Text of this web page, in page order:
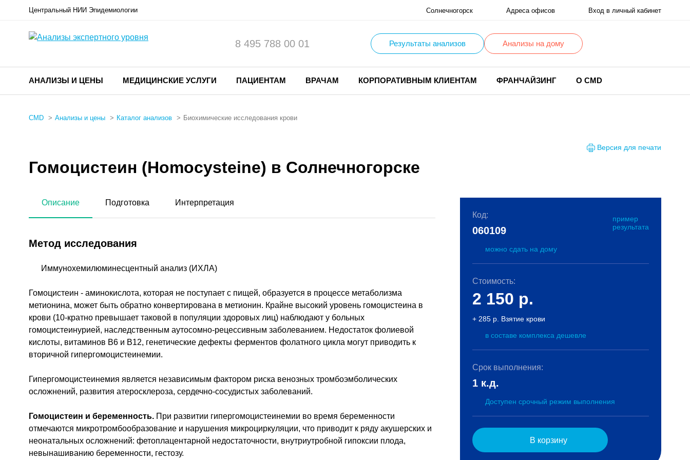
Центральный НИИ Эпидемиологии Солнечногорск Адреса офисов Вход в личный кабинет
8 495 788 00 01 Результаты анализов Анализы на дому
АНАЛИЗЫ И ЦЕНЫ МЕДИЦИНСКИЕ УСЛУГИ ПАЦИЕНТАМ ВРАЧАМ КОРПОРАТИВНЫМ КЛИЕНТАМ ФРАНЧАЙЗИНГ О CMD
CMD Анализы и цены Каталог анализов Биохимические исследования крови
Версия для печати
Гомоцистеин (Homocysteine) в Солнечногорске
Описание Подготовка Интерпретация
Метод исследования
Иммунохемилюминесцентный анализ (ИХЛА)
Гомоцистеин - аминокислота, которая не поступает с пищей, образуется в процессе метаболизма
метионина, может быть обратно конвертирована в метионин. Крайне высокий уровень гомоцистеина в
крови (10-кратно превышает таковой в популяции здоровых лиц) наблюдают у больных
гомоцистеинурией, наследственным аутосомно-рецессивным заболеванием. Недостаток фолиевой
кислоты, витаминов В6 и В12, генетические дефекты ферментов фолатного цикла могут приводить к
вторичной гипергомоцистеинемии.
Гипергомоцистеинемия является независимым фактором риска венозных тромбоэмболических
осложнений, развития атеросклероза, сердечно-сосудистых заболеваний.
Гомоцистеин и беременность. При развитии гипергомоцистеинемии во время беременности
отмечаются микротромбообразование и нарушения микроциркуляции, что приводит к ряду акушерских и
неонатальных осложнений: фетоплацентарной недостаточности, внутриутробной гипоксии плода,
невынашиванию беременности, гестозу.
Код:
пример
результата
060109
можно сдать на дому
Стоимость:
2 150 р.
+ 285 р. Взятие крови
в составе комплекса дешевле
Срок выполнения:
1 к.д.
Доступен срочный режим выполнения
В корзину